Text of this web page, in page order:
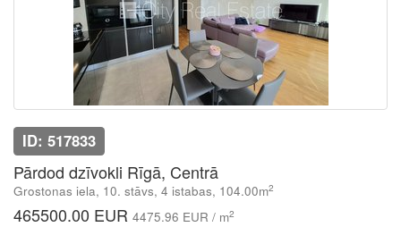
ID: 517833
Pārdod dzīvokli Rīgā, Centrā
Grostonas iela, 10. stāvs, 4 istabas, 104.00m2
465500.00 EUR 4475.96 EUR / m2